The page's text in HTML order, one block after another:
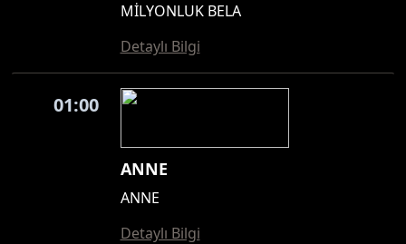
MİLYONLUK BELA
Detaylı Bilgi
01:00
ANNE
ANNE
Detaylı Bilgi